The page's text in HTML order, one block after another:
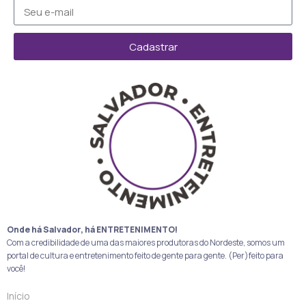
Cadastrar
Onde há Salvador, há ENTRETENIMENTO!
Com a credibilidade de uma das maiores produtoras do Nordeste, somos um
portal de cultura e entretenimento feito de gente para gente. (Per)feito para
você!
Início